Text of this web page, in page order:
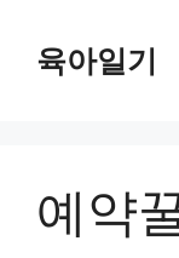
육아일기
예약